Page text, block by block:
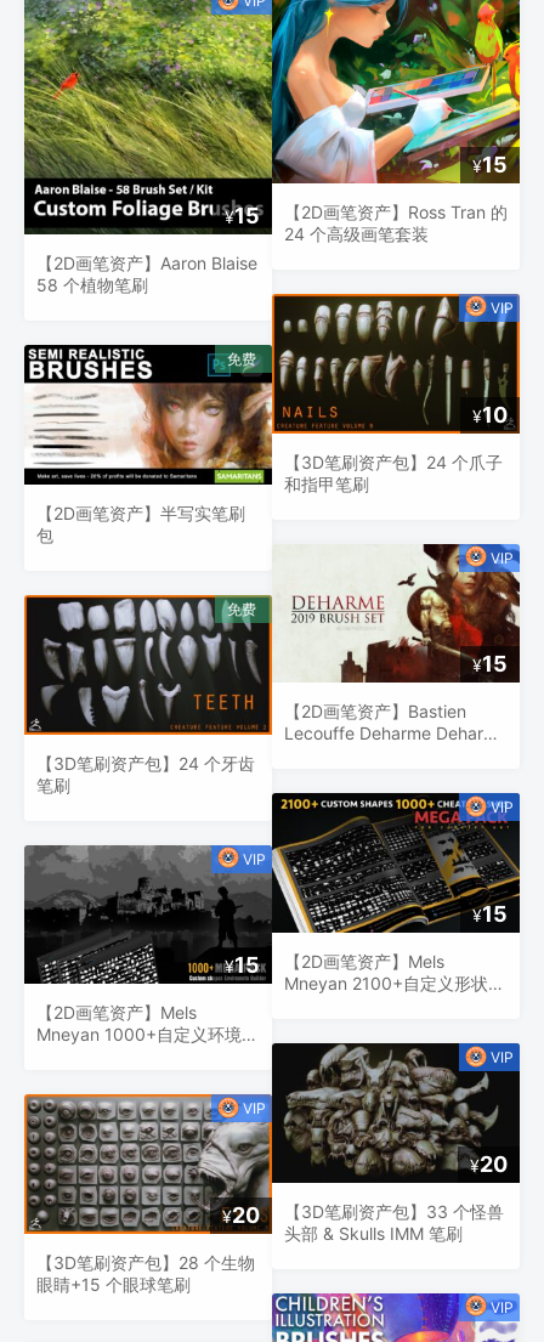
¥15
【2D画笔资产】Aaron Blaise
58 个植物笔刷
【2D画笔资产】半写实笔刷
包
【3D笔刷资产包】24 个牙齿
笔刷
¥15
【2D画笔资产】Mels
Mneyan 1000+自定义环境形
¥20
【3D笔刷资产包】28 个生物
眼睛+15 个眼球笔刷
¥15
【2D画笔资产】Ross Tran 的
24 个高级画笔套装
¥10
【3D笔刷资产包】24 个爪子
和指甲笔刷
¥15
【2D画笔资产】Bastien
Lecouffe Deharme Deharme
¥15
【2D画笔资产】Mels
Mneyan 2100+自定义形状＆
¥20
【3D笔刷资产包】33 个怪兽
头部 & Skulls IMM 笔刷